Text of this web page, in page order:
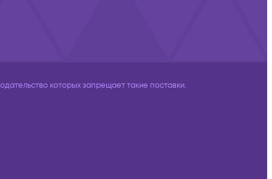
которых запрещает такие поставки.